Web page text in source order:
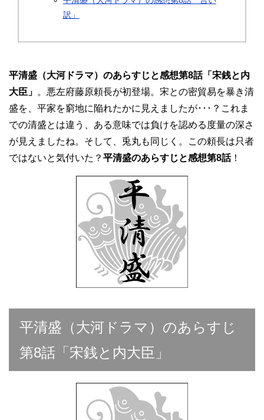
訳」
平清盛（大河ドラマ）のあらすじと感想第8話「宋銭と内
大臣」 。悪左府藤原頼長が初登場。宋との密貿易を暴き清
盛を、平家を窮地に陥れたかに見えましたが･･･？これま
での清盛とは違う、ある意味では負けを認める度量の深さ
が見えましたね。そして、兎丸も同じく。この頼長は只者
ではないと気付いた？ 平清盛のあらすじと感想第8話！
平清盛（大河ドラマ）のあらすじ
第8話「宋銭と内大臣」